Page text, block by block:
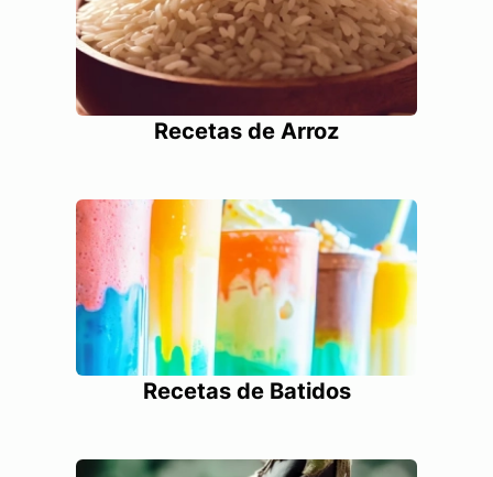
Recetas de Arroz
Recetas de Batidos